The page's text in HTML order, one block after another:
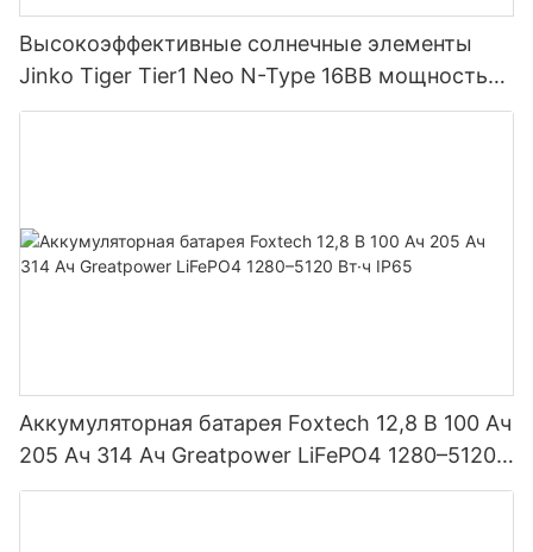
Высокоэффективные солнечные элементы
Jinko Tiger Tier1 Neo N-Type 16BB мощностью
590 Вт, 620 Вт, 630 Вт, 650 Вт, двусторонние
Аккумуляторная батарея Foxtech 12,8 В 100 Ач
205 Ач 314 Ач Greatpower LiFePO4 1280–5120
Вт·ч IP65